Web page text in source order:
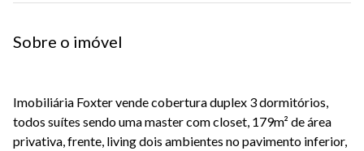
Sobre o imóvel
Imobiliária Foxter vende cobertura duplex 3 dormitórios,
todos suítes sendo uma master com closet, 179m² de área
privativa, frente, living dois ambientes no pavimento inferior,